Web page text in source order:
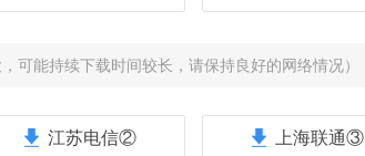
，可能持续下载时间较长，请保持良好的网络情况）
江苏电信② 上海联通③